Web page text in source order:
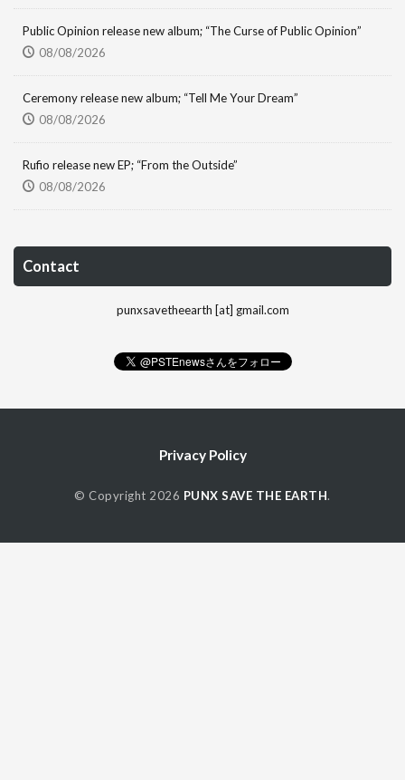
Public Opinion release new album; “The Curse of Public Opinion”
08/08/2026
Ceremony release new album; “Tell Me Your Dream”
08/08/2026
Rufio release new EP; “From the Outside”
08/08/2026
Contact
punxsavetheearth [at] gmail.com
Privacy Policy
© Copyright 2026 PUNX SAVE THE EARTH.